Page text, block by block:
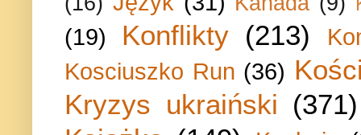
(19) Konflikty (213)
Kosciuszko Run (36)
Kryzys ukraiński (371)